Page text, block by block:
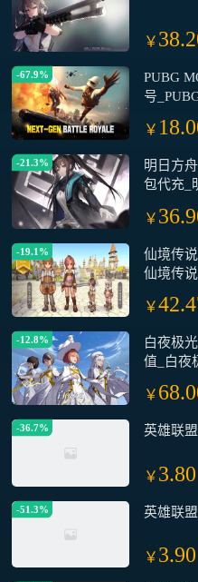
￥
-67.9%
PUBG
号
￥
-21.3%
明日方
包代充_
￥
-19.1%
仙境传
仙境传
￥
-12.8%
白夜极
值_白夜
￥
-36.7% 英雄联
3.80